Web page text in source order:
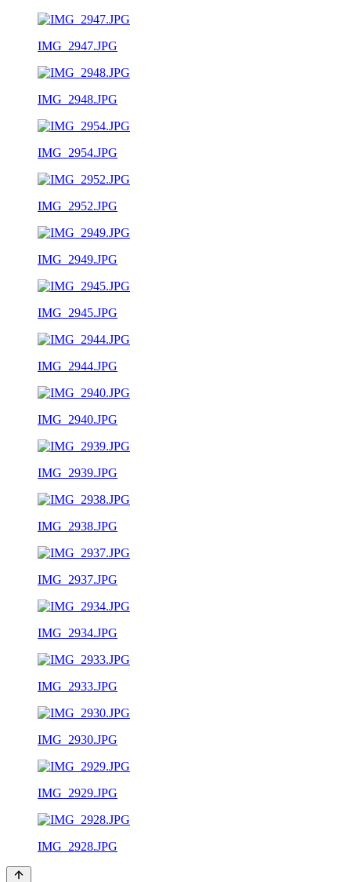
IMG_2947.JPG
IMG_2948.JPG
IMG_2954.JPG
IMG_2952.JPG
IMG_2949.JPG
IMG_2945.JPG
IMG_2944.JPG
IMG_2940.JPG
IMG_2939.JPG
IMG_2938.JPG
IMG_2937.JPG
IMG_2934.JPG
IMG_2933.JPG
IMG_2930.JPG
IMG_2929.JPG
IMG_2928.JPG